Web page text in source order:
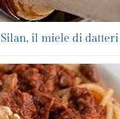
Silan, il miele di datteri